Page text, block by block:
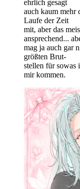
ehrlich gesagt
auch kaum mehr
Laufe der Zeit
mit, aber das
ansprechend...
mag ja auch gar
größten Brut-
stellen für sowas
mir kommen.